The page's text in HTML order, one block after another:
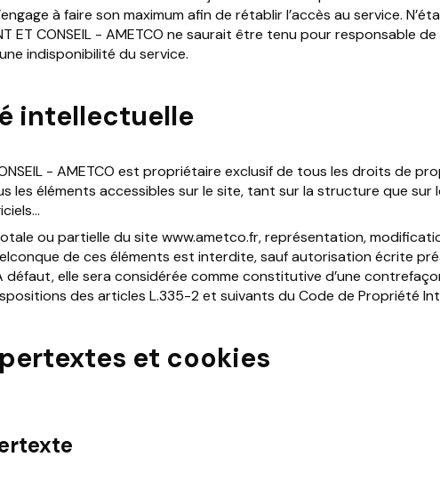
à faire son maximum afin de rétablir l’accès au service.
ET CONSEIL - AMETCO ne saurait être tenu pour responsable
indisponibilité du service.
intellectuelle
- AMETCO est propriétaire exclusif de tous les droits de
les éléments accessibles sur le site, tant sur la structure que sur
ou partielle du site www.ametco.fr, représentation,
de ces éléments est interdite, sauf autorisation écrite
À défaut, elle sera considérée comme constitutive d’une
des articles L.335-2 et suivants du Code de Propriété
et cookies